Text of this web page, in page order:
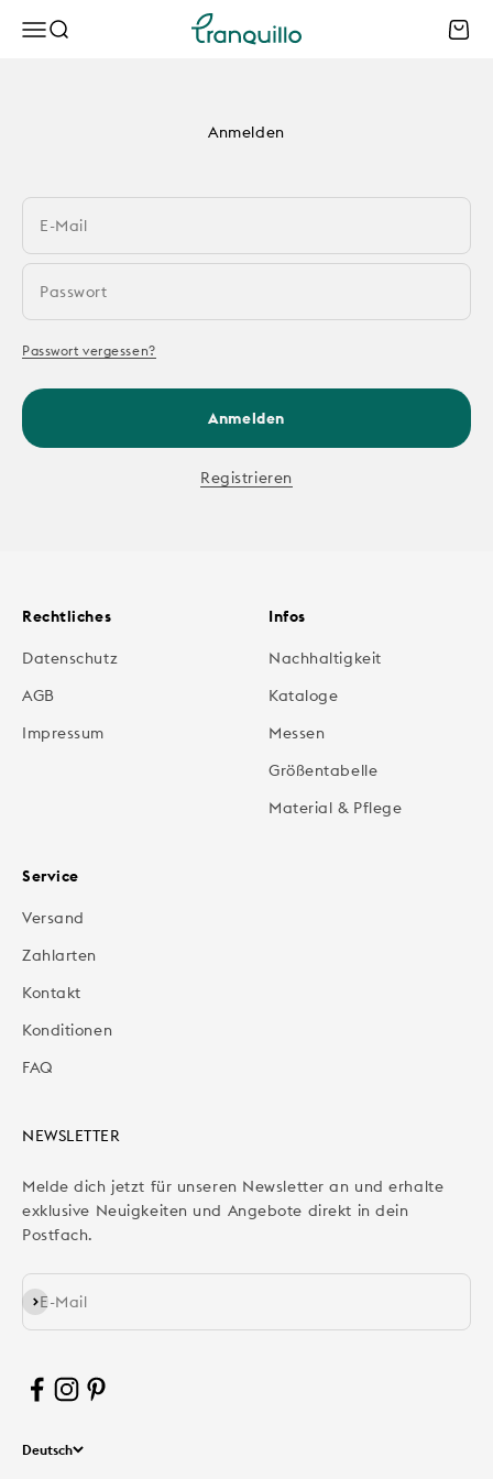
MenüSuche Tranquillo B2B
Anmelden
E-Mail
Passwort
Passwort vergessen?
Anmelden
Registrieren
Rechtliches
Datenschutz
AGB
Impressum
Infos
Nachhaltigkeit
Kataloge
Messen
Größentabelle
Material & Pflege
Service
Versand
Zahlarten
Kontakt
Konditionen
FAQ
NEWSLETTER
Melde dich jetzt für unseren Newsletter an und erhalte
exklusive Neuigkeiten und Angebote direkt in dein
Postfach.
E-Mail
Abonnieren
Deutsch